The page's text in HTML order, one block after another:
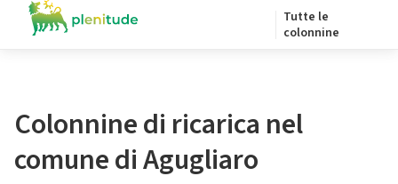
Tutte le
colonnine
Colonnine di ricarica nel
comune di Agugliaro